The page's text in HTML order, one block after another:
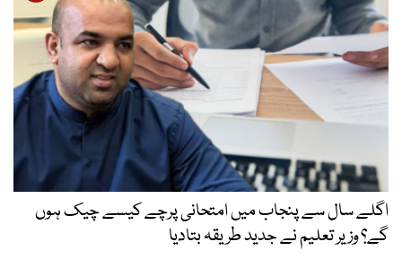
اگلے سال سے پنجاب میں امتحانی پرچے کیسے چیک ہوں
گے؟ وزیر تعلیم نے جدید طریقہ بتادیا